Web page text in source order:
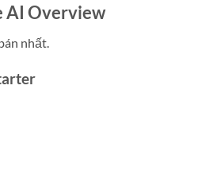
AI Overview
nhất.